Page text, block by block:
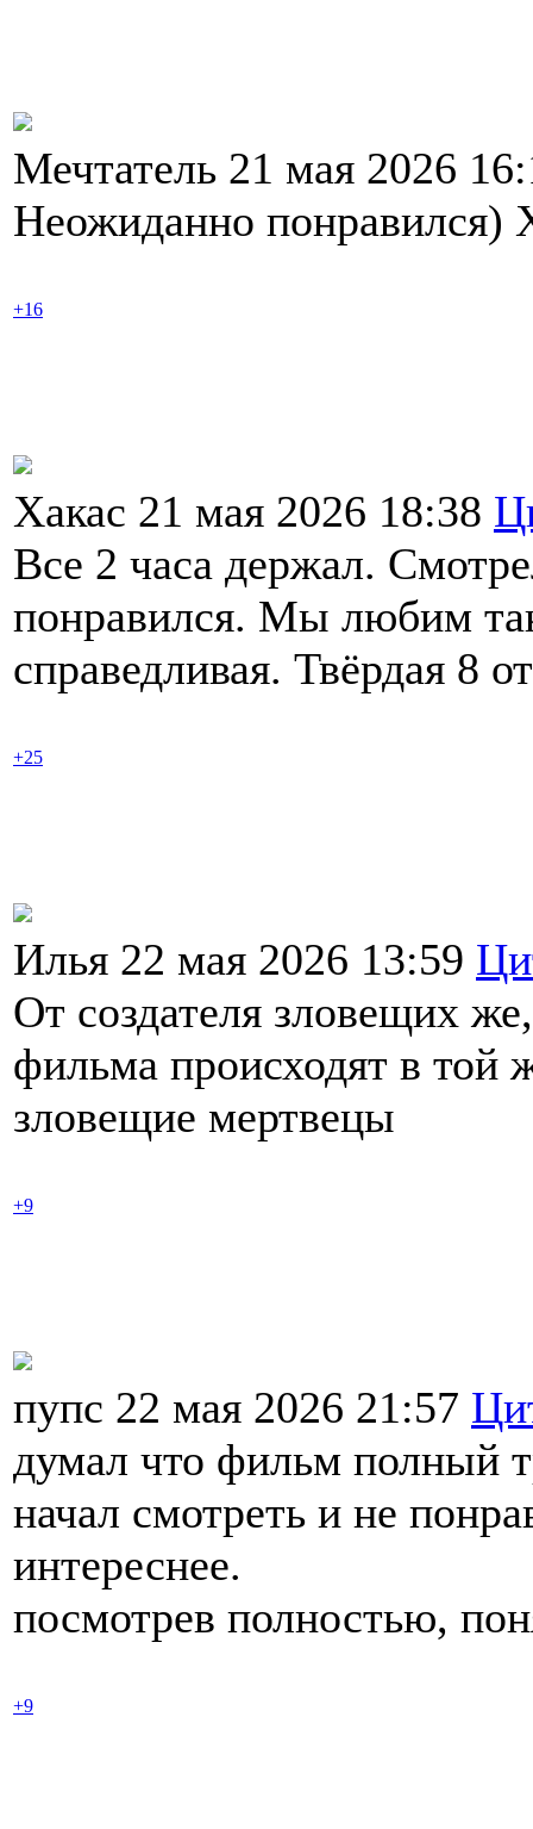
Мечтатель 21 мая 2026
Неожиданно понравился)
+16
Хакас 21 мая 2026 18:38
Все 2 часа держал.
понравился. Мы любим
справедливая. Твёрдая 8
+25
Илья 22 мая 2026 13:59
От создателя зловещих
фильма происходят в той
зловещие мертвецы
+9
пупс 22 мая 2026 21:57
думал что фильм полный
начал смотреть и не
интереснее.
посмотрев полностью,
+9